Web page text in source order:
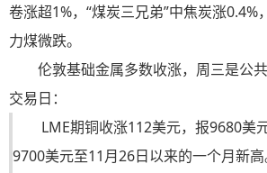
卷涨超1%，“煤炭三兄弟”中焦炭涨0.4%
力煤微跌。
伦敦基础金属多数收涨，周三是公
交易日：
LME期铜收涨112美元，报9680美
9700美元至11月26日以来的一个月新